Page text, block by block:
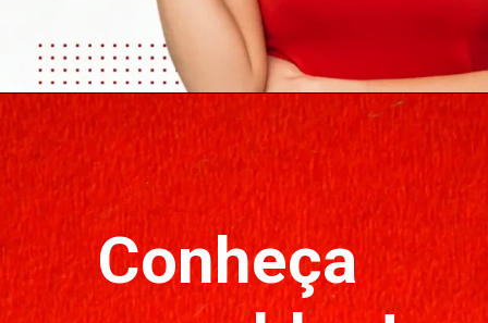
Conheça